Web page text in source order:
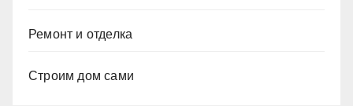
Ремонт и отделка
Строим дом сами